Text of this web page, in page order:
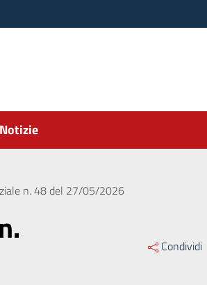
Notizie
n. 48 del 27/05/2026
Condividi